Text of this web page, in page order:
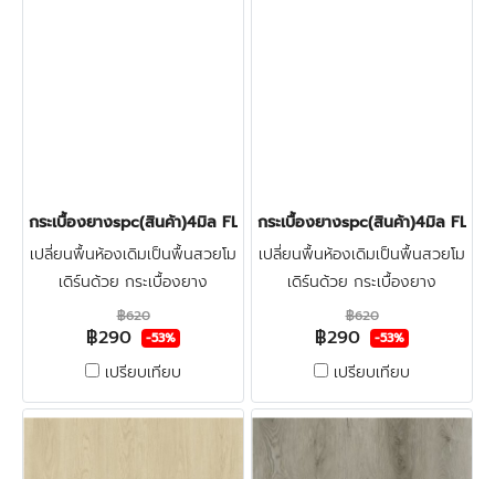
กระเบื้องยางspc(สินค้า)4มิล FLOOR PRO 003 CHOCOLATE OAK.
เปลี่ยนพื้นห้องเดิมเป็นพื้นสวยโม
เดิร์นด้วย กระเบื้องยาง
ลายไม้spc4มิล FLOOR-PRO
ทำจากไวนิลผสมหิน แข็งแรงผิว
หน้าเคลือบชั้นกันรอย ทนน้ำกัน
฿620
฿290 -53%
เปรียบเทียบ
กระเบื้องยางspc(สินค้า)4มิล
เปลี่ยนพื้นห้องเดิมเป็นพื้นสวยโม
เดิร์นด้วย กระเบื้องยาง
ลายไม้spc4มิล FLOOR-PRO
ทำจากไวนิลผสมหิน แข็งแรงผิว
หน้าเคลือบชั้นกันรอย ทนน้ำกัน
฿620
฿290 -53%
เปรียบเทียบ